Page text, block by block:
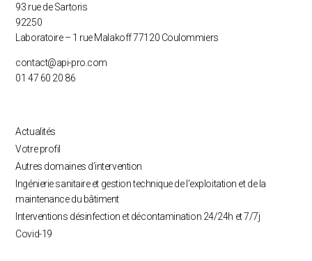
93 rue de Sartoris
92250
Laboratoire – 1 rue Malakoff 77120 Coulommiers
contact@api-pro.com
01 47 60 20 86
Actualités
Votre profil
Autres domaines d’intervention
Ingénierie sanitaire et gestion technique de l’exploitation et de la
maintenance du bâtiment
Interventions désinfection et décontamination 24/24h et 7/7j
Covid-19